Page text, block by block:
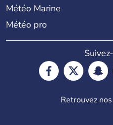
Météo Marine
Météo pro
Retrouvez